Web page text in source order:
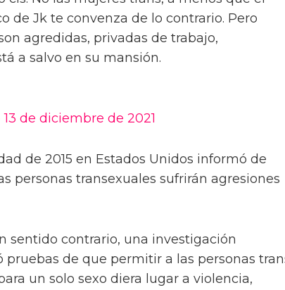
de Jk te convenza de lo contrario. Pero
agredidas, privadas de trabajo,
a salvo en su mansión.
13 de diciembre de 2021
de 2015 en Estados Unidos informó de
personas transexuales sufrirán agresiones
sentido contrario, una investigación
pruebas de que permitir a las personas
un solo sexo diera lugar a violencia,